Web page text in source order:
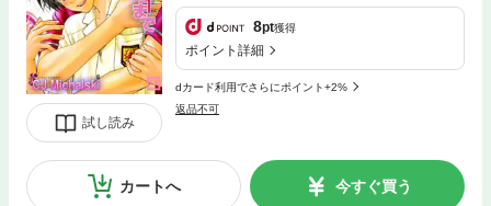
試し読み
8pt獲得
ポイント詳細
dカード利用でさらにポイント+2%
返品不可
カートへ 今すぐ買う